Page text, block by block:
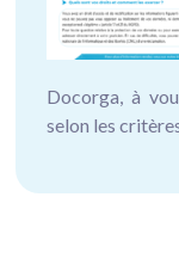
Docorga, à
selon les